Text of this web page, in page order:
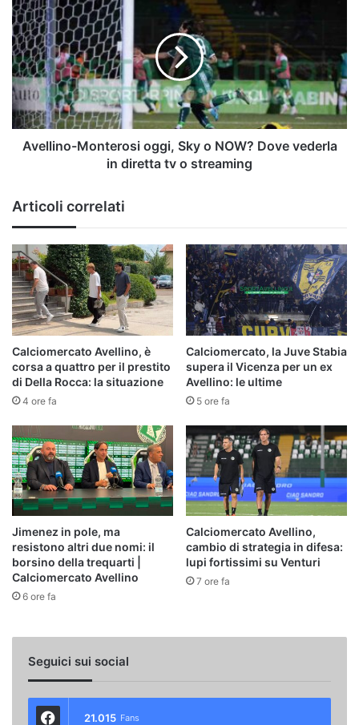
Monterosi
oggi,
Sky
o
NOW?
Dove
vederla
in
diretta
Avellino-Monterosi oggi, Sky o NOW? Dove vederla
in diretta tv o streaming
Articoli correlati
Calciomercato Avellino, è
corsa a quattro per il prestito
di Della Rocca: la situazione
4 ore fa
Calciomercato, la Juve Stabia
supera il Vicenza per un ex
Avellino: le ultime
5 ore fa
Jimenez in pole, ma
resistono altri due nomi: il
borsino della trequarti |
Calciomercato Avellino
6 ore fa
Calciomercato Avellino,
cambio di strategia in difesa:
lupi fortissimi su Venturi
7 ore fa
Seguici sui social
21.015 Fans